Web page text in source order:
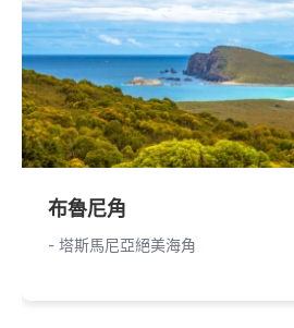
布魯尼角
- 塔斯馬尼亞絕美海角